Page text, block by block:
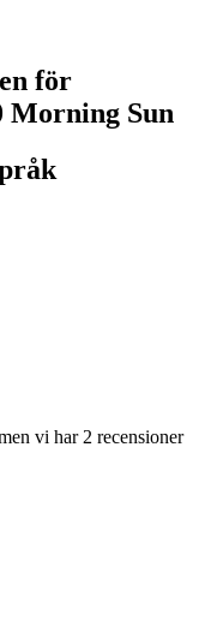
för
Morning Sun
vi har 2 recensioner